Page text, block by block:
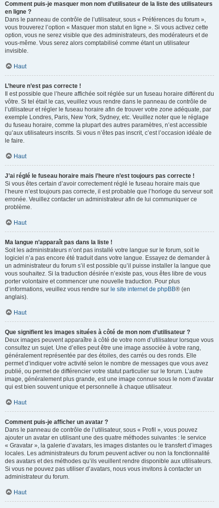
Comment puis-je masquer mon nom d’utilisateur de la liste des utilisateurs
en ligne ?
Dans le panneau de contrôle de l’utilisateur, sous « Préférences du forum »,
vous trouverez l’option « Masquer mon statut en ligne ». Si vous activez cette
option, vous ne serez visible que des administrateurs, des modérateurs et de
vous-même. Vous serez alors comptabilisé comme étant un utilisateur
invisible.
Haut
L’heure n’est pas correcte !
Il est possible que l’heure affichée soit réglée sur un fuseau horaire différent du
vôtre. Si tel était le cas, veuillez vous rendre dans le panneau de contrôle de
l’utilisateur et régler le fuseau horaire afin de trouver votre zone adéquate, par
exemple Londres, Paris, New York, Sydney, etc. Veuillez noter que le réglage
du fuseau horaire, comme la plupart des autres paramètres, n’est accessible
qu’aux utilisateurs inscrits. Si vous n’êtes pas inscrit, c’est l’occasion idéale de
le faire.
Haut
J’ai réglé le fuseau horaire mais l’heure n’est toujours pas correcte !
Si vous êtes certain d’avoir correctement réglé le fuseau horaire mais que
l’heure n’est toujours pas correcte, il est probable que l’horloge du serveur soit
erronée. Veuillez contacter un administrateur afin de lui communiquer ce
problème.
Haut
Ma langue n’apparaît pas dans la liste !
Soit les administrateurs n’ont pas installé votre langue sur le forum, soit le
logiciel n’a pas encore été traduit dans votre langue. Essayez de demander à
un administrateur du forum s’il est possible qu’il puisse installer la langue que
vous souhaitez. Si la traduction désirée n’existe pas, vous êtes libre de vous
porter volontaire et commencer une nouvelle traduction. Pour plus
d’informations, veuillez vous rendre sur le site internet de phpBB® (en
anglais).
Haut
Que signifient les images situées à côté de mon nom d’utilisateur ?
Deux images peuvent apparaître à côté de votre nom d’utilisateur lorsque vous
consultez un sujet. Une d’elles peut être une image associée à votre rang,
généralement représentée par des étoiles, des carrés ou des ronds. Elle
permet d’indiquer votre activité selon le nombre de messages que vous avez
publié, ou permet de différencier votre statut particulier sur le forum. L’autre
image, généralement plus grande, est une image connue sous le nom d’avatar
qui est bien souvent unique et personnelle à chaque utilisateur.
Haut
Comment puis-je afficher un avatar ?
Dans le panneau de contrôle de l’utilisateur, sous « Profil », vous pouvez
ajouter un avatar en utilisant une des quatre méthodes suivantes : le service
« Gravatar », la galerie d’avatars, les images distantes ou le transfert d’images
locales. Les administrateurs du forum peuvent activer ou non la fonctionnalité
des avatars et des méthodes qu’ils veuillent rendre disponible aux utilisateurs.
Si vous ne pouvez pas utiliser d’avatars, nous vous invitons à contacter un
administrateur du forum.
Haut